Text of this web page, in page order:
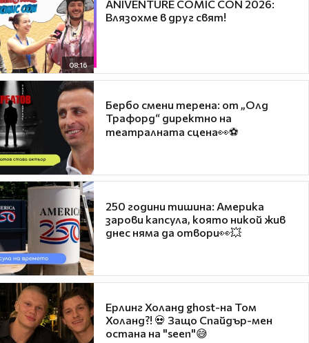
08:16
ANIVENTURE COMIC CON 2026:
Влязохме в друг свят!
Бербо смени терена: от „Олд
Трафорд“ директно на
театралната сцена👀⚽
250 години тишина: Америка
зарови капсула, която никой жив
днес няма да отвори👀💥
Ерлинг Холанд ghost-на Том
Холанд?! 💀 Защо Спайдър-мен
остана на "seen"😅